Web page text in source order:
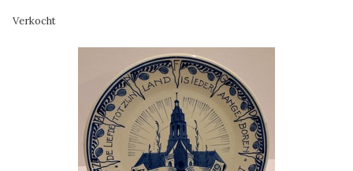
Verkocht